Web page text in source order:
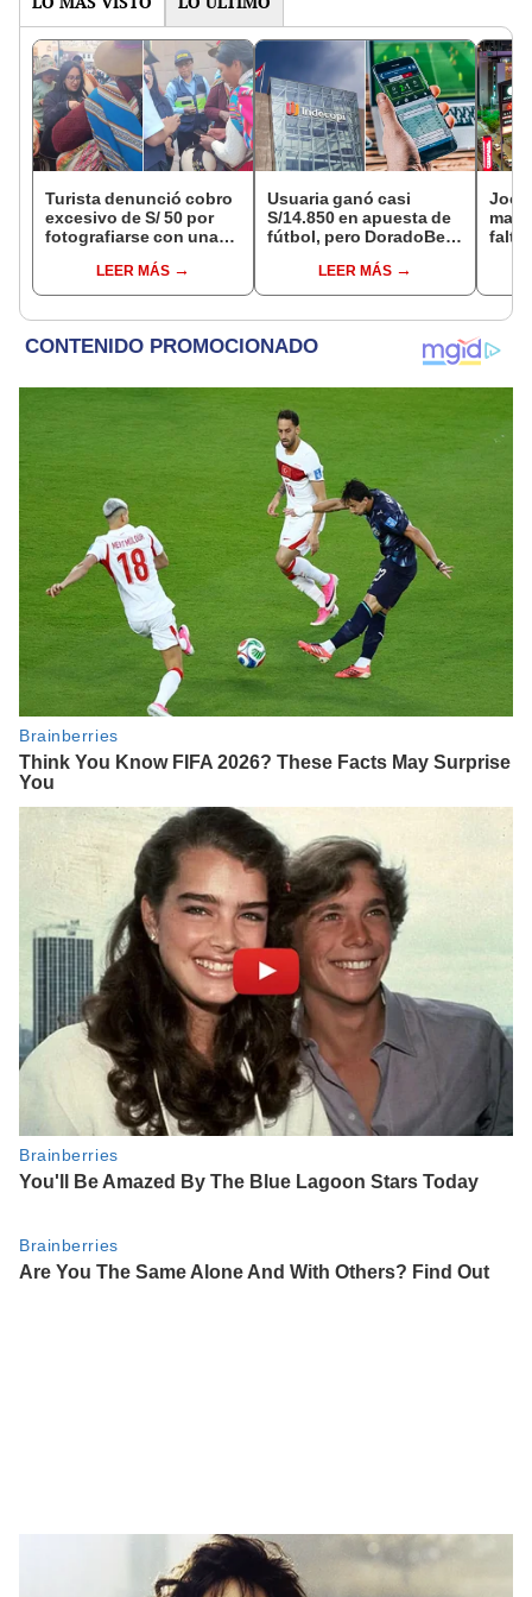
Turista denunció cobro
excesivo de S/ 50 por
fotografiarse con una
Serenazgo recuperó el
dinero
LEER MÁS
Usuaria ganó casi
S/14.850 en apuesta de
fútbol, pero DoradoBet
Indecopi multó a la
empresa con más de S/
LEER MÁS
falta